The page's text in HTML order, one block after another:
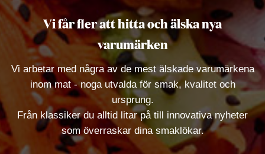
Vi får fler att hitta och älska nya
varumärken
Vi arbetar med några av de mest älskade varumärkena
inom mat - noga utvalda för smak, kvalitet och
ursprung.
Från klassiker du alltid litar på till innovativa nyheter
som överraskar dina smaklökar.